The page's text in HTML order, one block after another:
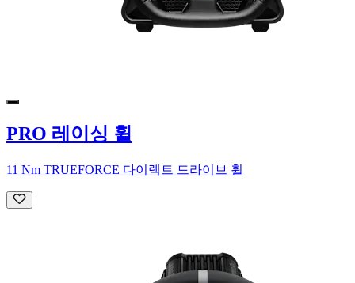
PRO 레이싱 휠
11 Nm TRUEFORCE 다이렉트 드라이브 휠